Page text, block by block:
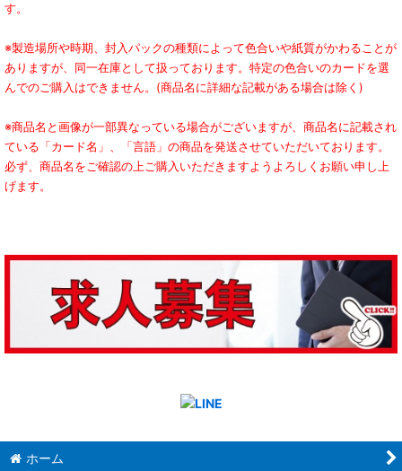
す。
※製造場所や時期、封入パックの種類によって色合いや紙質がかわることが
ありますが、同一在庫として扱っております。特定の色合いのカードを選
んでのご購入はできません。(商品名に詳細な記載がある場合は除く)
※商品名と画像が一部異なっている場合がございますが、商品名に記載され
ている「カード名」、「言語」の商品を発送させていただいております。
必ず、商品名をご確認の上ご購入いただきますようよろしくお願い申し上
げます。
ホーム